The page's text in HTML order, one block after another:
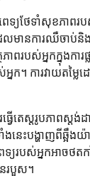
ទ្យថែទាំសុខភាពរប
មានការឈឺចាប់និ
ាពរបស់អ្នកក្នុងការ
នក។ ការវាយតម្ល
វើតេស្តរូបភាពស្តង់
ាំងនេះបង្ហាញពីឆ្អឹ
ទ្យរបស់អ្នកអាចថត
របួស។